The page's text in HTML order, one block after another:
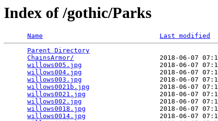
Index of /gothic/Parks
Name
Last modified
Parent Directory
ChainsArmor/
2018-06-07
willows005.jpg
2018-06-07
willows004.jpg
2018-06-07
willows003.jpg
2018-06-07
willows0021b.jpg
2018-06-07
willows0021.jpg
2018-06-07
willows002.jpg
2018-06-07
willows0018.jpg
2018-06-07
willows0014.jpg
2018-06-07